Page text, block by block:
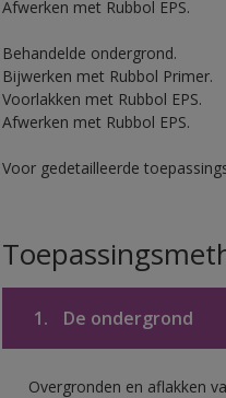
Afwerken met Rubbol EPS.
Behandelde ondergrond.
Bijwerken met Rubbol Primer.
Voorlakken met Rubbol EPS.
Afwerken met Rubbol EPS.
Voor gedetailleerde
1. De ondergrond
Overgronden en aflakken